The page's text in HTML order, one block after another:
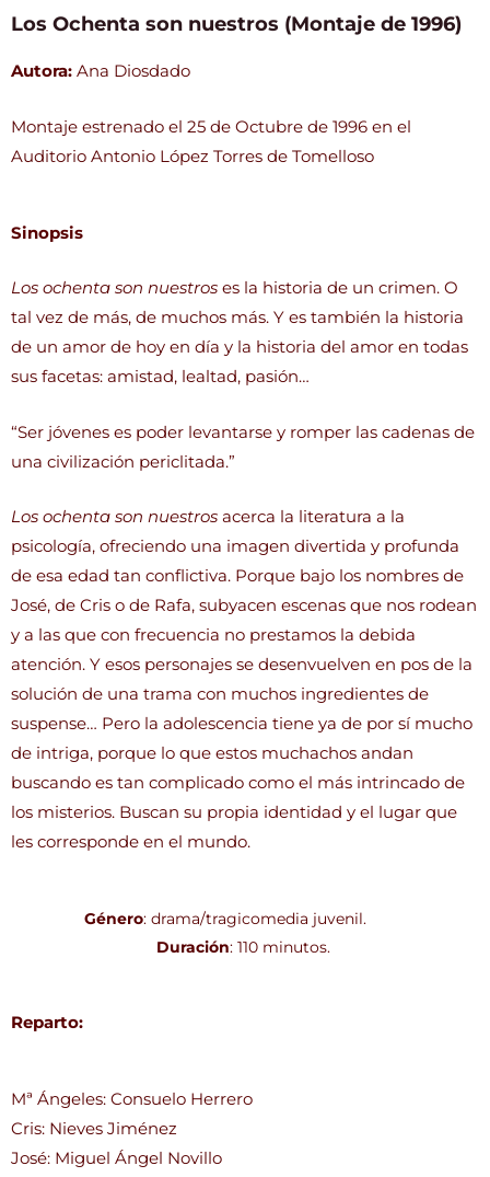
Los Ochenta son nuestros (Montaje de 1996)
Autora: Ana Diosdado
Montaje estrenado el 25 de Octubre de 1996 en el
Auditorio Antonio López Torres de Tomelloso
Sinopsis
Los ochenta son nuestros es la historia de un crimen. O
tal vez de más, de muchos más. Y es también la historia
de un amor de hoy en día y la historia del amor en todas
sus facetas: amistad, lealtad, pasión…
“Ser jóvenes es poder levantarse y romper las cadenas de
una civilización periclitada.”
Los ochenta son nuestros acerca la literatura a la
psicología, ofreciendo una imagen divertida y profunda
de esa edad tan conflictiva. Porque bajo los nombres de
José, de Cris o de Rafa, subyacen escenas que nos rodean
y a las que con frecuencia no prestamos la debida
atención. Y esos personajes se desenvuelven en pos de la
solución de una trama con muchos ingredientes de
suspense… Pero la adolescencia tiene ya de por sí mucho
de intriga, porque lo que estos muchachos andan
buscando es tan complicado como el más intrincado de
los misterios. Buscan su propia identidad y el lugar que
les corresponde en el mundo.
Género: drama/tragicomedia juvenil.
Duración: 110 minutos.
Reparto:
Mª Ángeles: Consuelo Herrero
Cris: Nieves Jiménez
José: Miguel Ángel Novillo